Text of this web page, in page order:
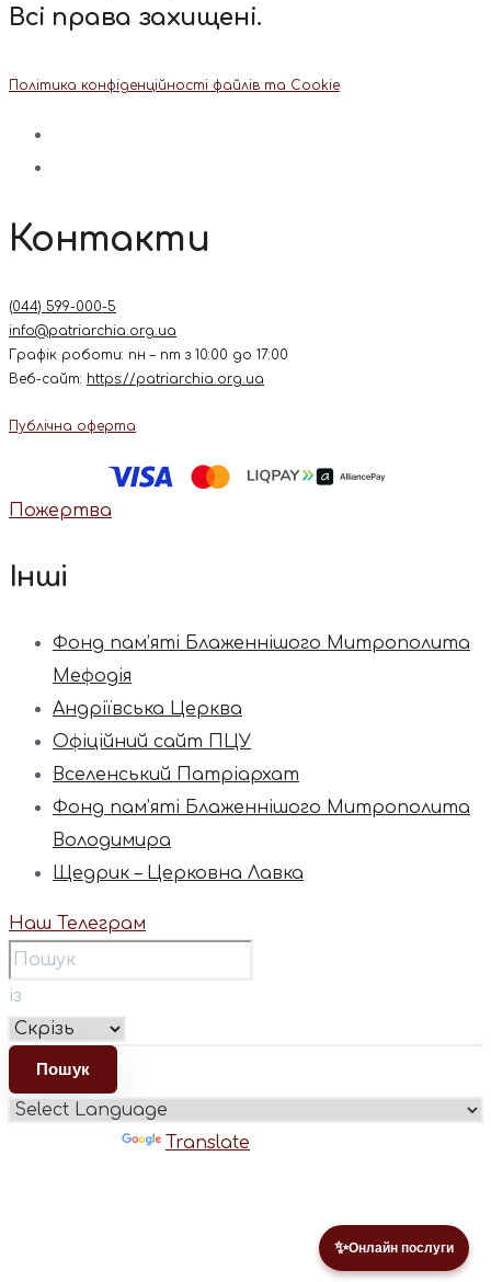
✨Онлайн послуги
Всі права захищені.
Політика конфіденційності файлів та Cookie
Контакти
(044) 599-000-5
info@patriarchia.org.ua
Графік роботи: пн – пт з 10:00 до 17:00
Веб-сайт: https://patriarchia.org.ua
Публічна оферта
Пожертва
Інші
Фонд пам’яті Блаженнішого Митрополита
Мефодія
Андріївська Церква
Офіційний сайт ПЦУ
Вселенський Патріархат
Фонд пам’яті Блаженнішого Митрополита
Володимира
Щедрик – Церковна Лавка
Наш Телеграм
із
Translate